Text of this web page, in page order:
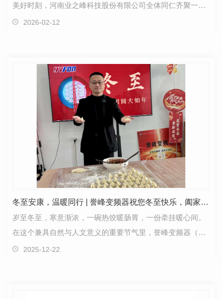
美好时刻，河南业之峰科技股份有限公司全体同仁齐聚一
堂，举行 “誉峰变频器” 年度团圆聚餐暨福利发放仪式…
2026-02-12
冬至安康，温暖同行 | 誉峰变频器祝您冬至快乐，阖家团圆
岁至冬至，寒意渐浓，一碗热饺暖肠胃，一份牵挂暖心间。
在这个兼具自然与人文意义的重要节气里，誉峰变频器（河
南业之峰科技）怀着..真挚的心意，向每一位合作伙伴…
2025-12-22